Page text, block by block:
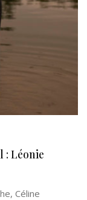
: Léonie
Céline